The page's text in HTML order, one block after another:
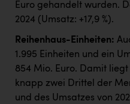
Euro gehandelt wurden.
2024 (Umsatz: +17,9 %).
Reihenhaus-Einheiten:
1.995 Einheiten und ein
854 Mio. Euro. Damit
knapp zwei Drittel der
und des Umsatzes von